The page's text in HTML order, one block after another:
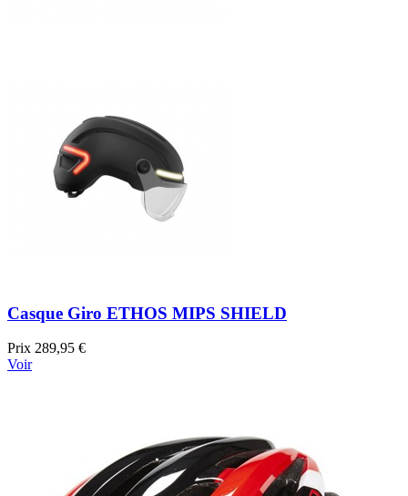
Casque Giro ETHOS MIPS SHIELD
Prix 289,95 €
Voir